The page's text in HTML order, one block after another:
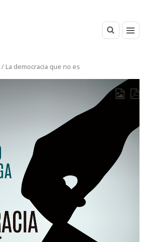
/ La democracia que no es